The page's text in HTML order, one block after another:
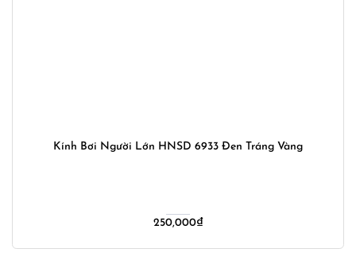
Kính Bơi Người Lớn HNSD 6933 Đen Tráng Vàng
250,000₫